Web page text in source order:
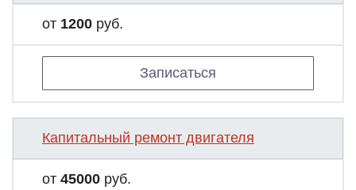
от 1200 руб.
Записаться
Капитальный ремонт двигателя
от 45000 руб.